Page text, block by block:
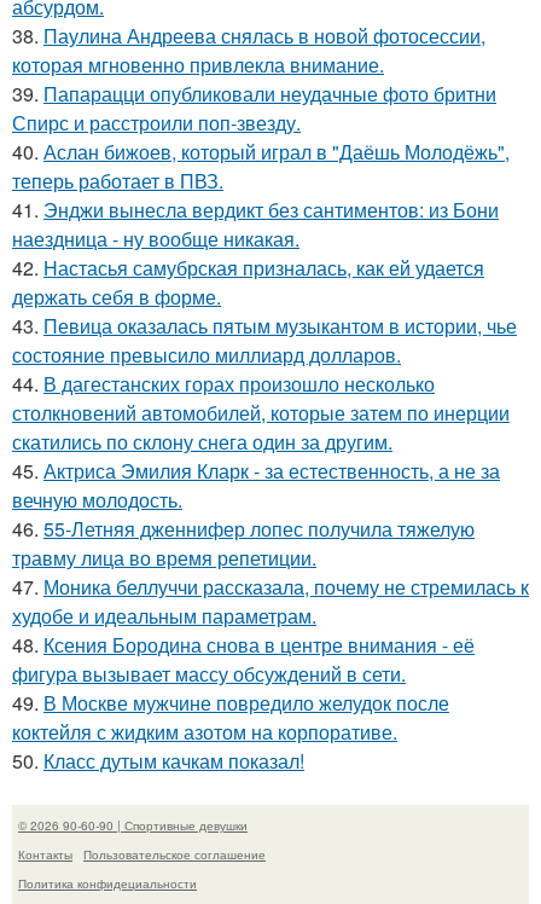
абсурдом.
38. Паулина Андреева снялась в новой фотосессии,
которая мгновенно привлекла внимание.
39. Папарацци опубликовали неудачные фото бритни
Спирс и расстроили поп-звезду.
40. Аслан бижоев, который играл в "Даёшь Молодёжь",
теперь работает в ПВЗ.
41. Энджи вынесла вердикт без сантиментов: из Бони
наездница - ну вообще никакая.
42. Настасья самубрская призналась, как ей удается
держать себя в форме.
43. Певица оказалась пятым музыкантом в истории, чье
состояние превысило миллиард долларов.
44. В дагестанских горах произошло несколько
столкновений автомобилей, которые затем по инерции
скатились по склону снега один за другим.
45. Актриса Эмилия Кларк - за естественность, а не за
вечную молодость.
46. 55-Летняя дженнифер лопес получила тяжелую
травму лица во время репетиции.
47. Моника беллуччи рассказала, почему не стремилась к
худобе и идеальным параметрам.
48. Ксения Бородина снова в центре внимания - её
фигура вызывает массу обсуждений в сети.
49. В Москве мужчине повредило желудок после
коктейля с жидким азотом на корпоративе.
50. Класс дутым качкам показал!
© 2026 90-60-90 | Спортивные девушки
Контакты
Пользовательское соглашение
Политика конфидециальности